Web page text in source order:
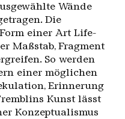
Wände
Die
einer Art Life-
Maßstab, Fragment
So werden
einer möglichen
Erinnerung
Kunst lässt
Konzeptualismus